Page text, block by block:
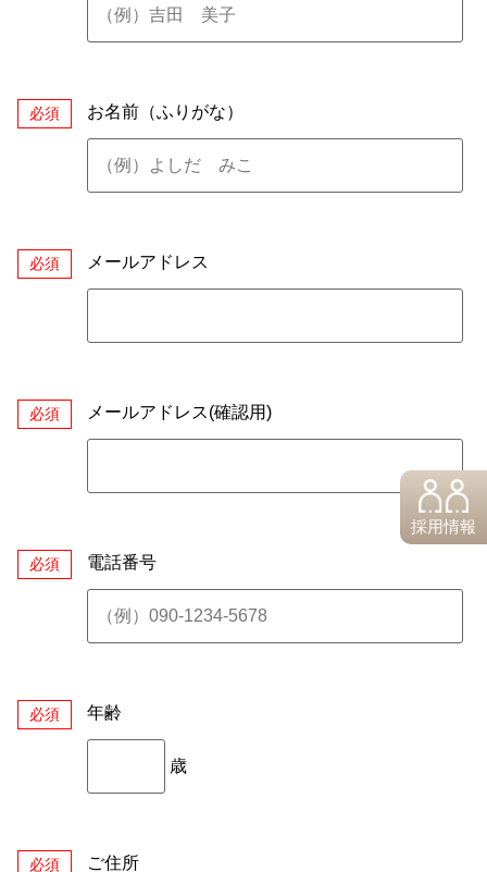
採用情報
必須 お名前（ふりがな）
必須 メールアドレス
必須 メールアドレス(確認用)
必須 電話番号
必須 年齢
歳
必須 ご住所